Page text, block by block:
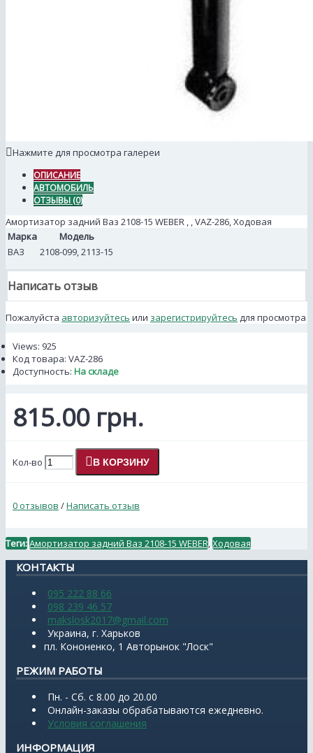
Нажмите для просмотра галереи
ОПИСАНИЕ
АВТОМОБИЛЬ
ОТЗЫВЫ (0)
Амортизатор задний Ваз 2108-15 WEBER , , VAZ-286, Ходовая
Марка
Модель
ВАЗ
2108-099, 2113-15
Написать отзыв
Пожалуйста авторизуйтесь или зарегистрируйтесь для просмотра
Views: 925
Код товара: VAZ-286
Доступность: На складе
815.00 грн.
Кол-во В КОРЗИНУ
0 отзывов /Написать отзыв
Теги:Амортизатор задний Ваз 2108-15 WEBER Ходовая
КОНТАКТЫ
095 222 88 66
098 239 46 57
makslosk2017@gmail.com
Украина, г. Харьков
пл. Кононенко, 1 Авторынок "Лоск"
РЕЖИМ РАБОТЫ
Пн. - Сб. с 8.00 до 20.00
Онлайн-заказы обрабатываются ежедневно.
Условия соглашения
ИНФОРМАЦИЯ